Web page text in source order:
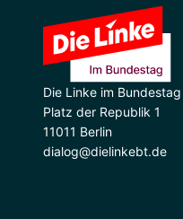
Die Linke im Bundestag
Platz der Republik 1
11011 Berlin
dialog@dielinkebt.de